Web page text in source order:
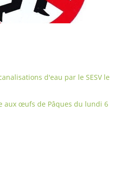
d'eau par le SESV le
aux œufs de Pâques du lundi 6